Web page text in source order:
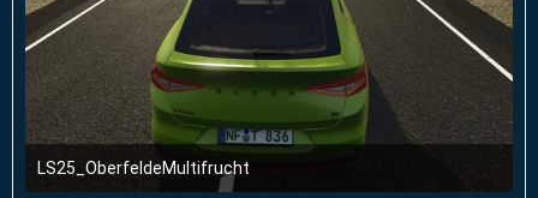
LS25_OberfeldeMultifrucht
2. Januar 2026 um 23:51